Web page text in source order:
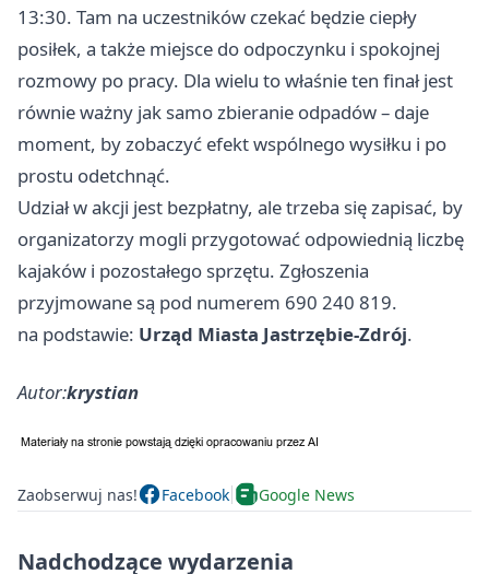
13:30. Tam na uczestników czekać będzie ciepły
posiłek, a także miejsce do odpoczynku i spokojnej
rozmowy po pracy. Dla wielu to właśnie ten finał jest
równie ważny jak samo zbieranie odpadów – daje
moment, by zobaczyć efekt wspólnego wysiłku i po
prostu odetchnąć.
Udział w akcji jest bezpłatny, ale trzeba się zapisać, by
organizatorzy mogli przygotować odpowiednią liczbę
kajaków i pozostałego sprzętu. Zgłoszenia
przyjmowane są pod numerem 690 240 819.
na podstawie: Urząd Miasta Jastrzębie-Zdrój.
Autor:krystian
Zaobserwuj nas! Facebook Google News
Nadchodzące wydarzenia